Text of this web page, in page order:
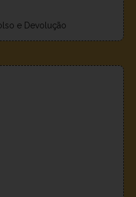
e Devolução